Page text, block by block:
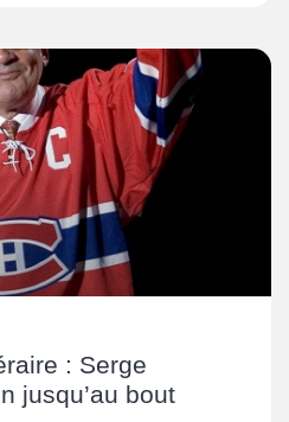
: Serge
jusqu’au bout